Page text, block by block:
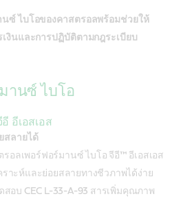
ซ์ ไบโอของคาสตรอลพร้อมช่วยให้
งินและการปฏิบัติตามกฎระเบียบ
านซ์ ไบโอ
อีเอสเอส
สลายได้
อลเพอร์ฟอร์มานซ์ ไบโอ จีอี™ อีเอสเอส
ราะห์และย่อยสลายทางชีวภาพได้ง่าย
อบ CEC L-33-A-93 สารเพิ่มคุณภาพ